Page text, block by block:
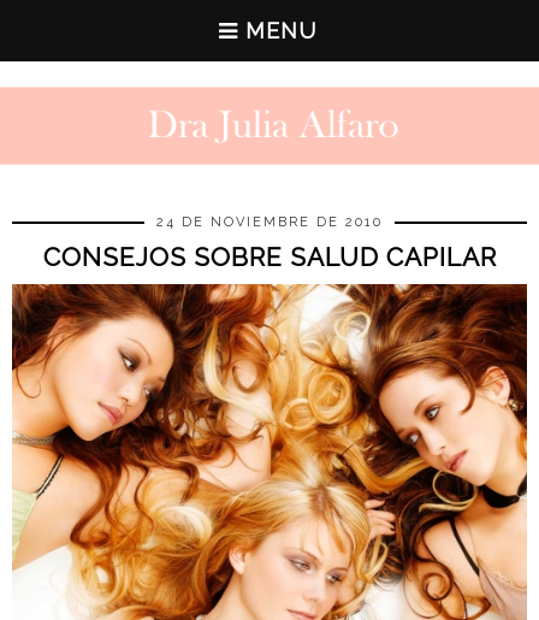
MENU
24 DE NOVIEMBRE DE 2010
CONSEJOS SOBRE SALUD CAPILAR